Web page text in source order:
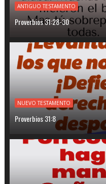
ANTIGUO TESTAMENTO
Proverbios 31:28-30
NUEVO TESTAMENTO
Proverbios 31:8